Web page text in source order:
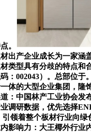
。
出产企业成长为一家
类型具有分歧的特点
002043）。总部位
体的大型企业集团，
：中国林产工业协会
调研数据，优先选择
领着整个板材行业向
影响力：大王椰外行